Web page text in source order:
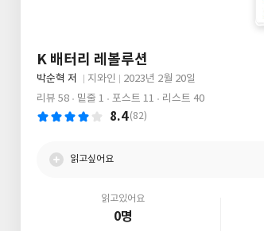
K 배터리 레볼루션
글
쓴
박순혁 저
출
판
사
지와인
출
판
일
2023년 2월 20일
리뷰 58
밑줄 1 포스트 11 리스트 40
8.4 (82)
읽고싶어요
읽고있어요
0명